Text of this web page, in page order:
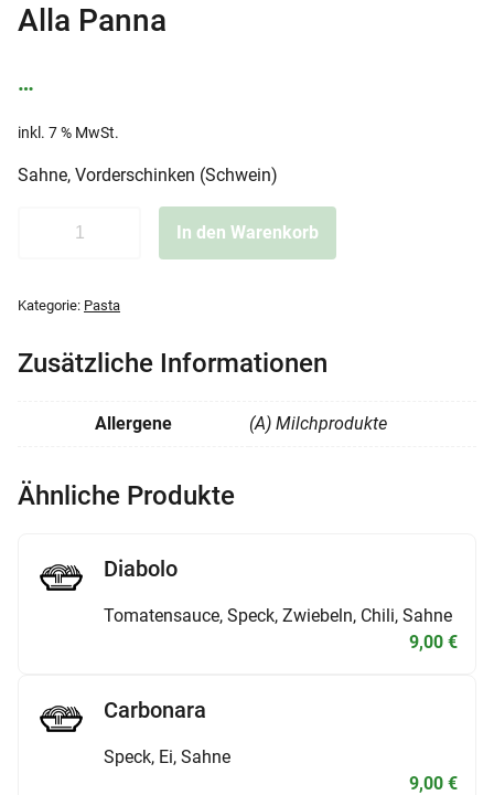
Alla Panna
…
inkl. 7 % MwSt.
Sahne, Vorderschinken (Schwein)
a
a
n
e
n
In den Warenkorb
Kategorie: Pasta
Zusätzliche Informationen
Allergene (A) Milchprodukte
Ähnliche Produkte
Diabolo
Tomatensauce, Speck, Zwiebeln, Chili, Sahne
9,00 €
Carbonara
Speck, Ei, Sahne
9,00 €